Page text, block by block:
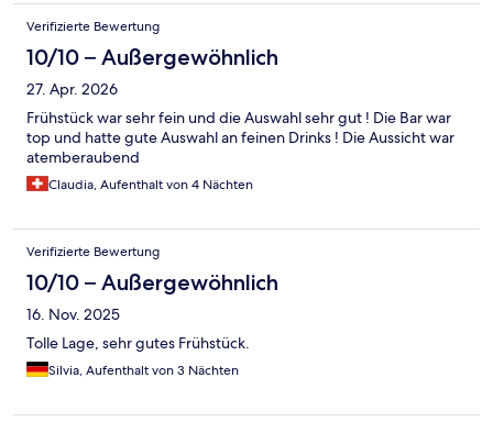
gepasst.
Verifizierte Bewertung
10/10 – Außergewöhnlich
27. Apr. 2026
Frühstück war sehr fein und die Auswahl sehr gut ! Die Bar war
top und hatte gute Auswahl an feinen Drinks ! Die Aussicht war
atemberaubend
Claudia, Aufenthalt von 4 Nächten
Verifizierte Bewertung
10/10 – Außergewöhnlich
16. Nov. 2025
Tolle Lage, sehr gutes Frühstück.
Silvia, Aufenthalt von 3 Nächten